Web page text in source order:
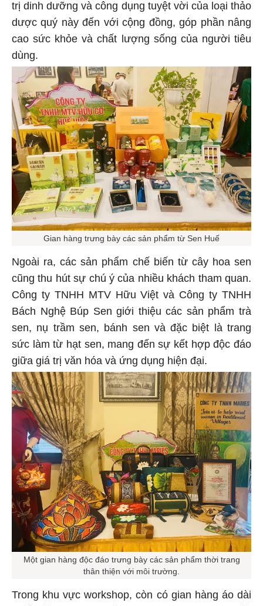
trị dinh dưỡng và công dụng tuyệt vời của loại thảo
dược quý này đến với cộng đồng, góp phần nâng
cao sức khỏe và chất lượng sống của người tiêu
dùng.
Gian hàng trưng bày các sản phẩm từ Sen Huế
Ngoài ra, các sản phẩm chế biến từ cây hoa sen
cũng thu hút sự chú ý của nhiều khách tham quan.
Công ty TNHH MTV Hữu Việt và Công ty TNHH
Bách Nghệ Búp Sen giới thiệu các sản phẩm trà
sen, nụ trầm sen, bánh sen và đặc biệt là trang
sức làm từ hạt sen, mang đến sự kết hợp độc đáo
giữa giá trị văn hóa và ứng dụng hiện đại.
Một gian hàng độc đáo trưng bày các sản phẩm thời trang
thân thiện với môi trường.
Trong khu vực workshop, còn có gian hàng áo dài